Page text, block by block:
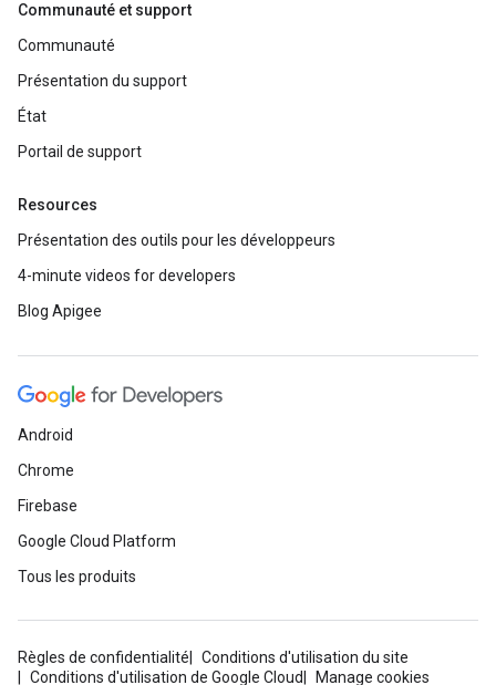
Communauté et support
Communauté
Présentation du support
État
Portail de support
Resources
Présentation des outils pour les développeurs
4-minute videos for developers
Blog Apigee
Android
Chrome
Firebase
Google Cloud Platform
Tous les produits
Règles de confidentialité
Conditions d'utilisation du site
Conditions d'utilisation de Google Cloud
Manage cookies